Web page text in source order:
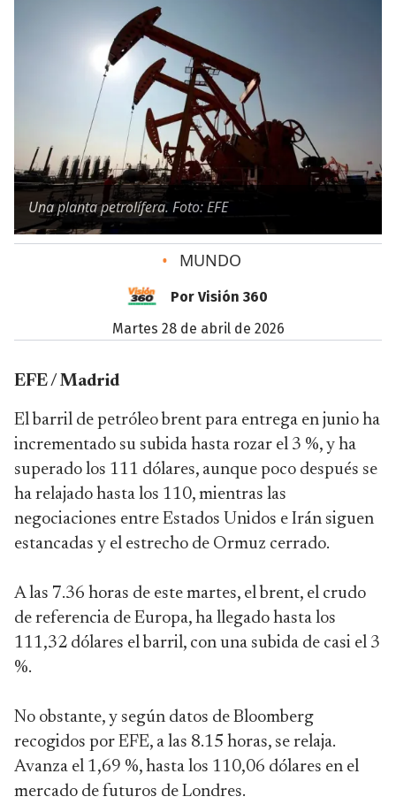
Una planta petrolífera. Foto: EFE
• MUNDO
Por Visión 360
martes 28 de abril de 2026
EFE / Madrid
El barril de petróleo brent para entrega en junio ha
incrementado su subida hasta rozar el 3 %, y ha
superado los 111 dólares, aunque poco después se
ha relajado hasta los 110, mientras las
negociaciones entre Estados Unidos e Irán siguen
estancadas y el estrecho de Ormuz cerrado.
A las 7.36 horas de este martes, el brent, el crudo
de referencia de Europa, ha llegado hasta los
111,32 dólares el barril, con una subida de casi el 3
%.
No obstante, y según datos de Bloomberg
recogidos por EFE, a las 8.15 horas, se relaja.
Avanza el 1,69 %, hasta los 110,06 dólares en el
mercado de futuros de Londres.